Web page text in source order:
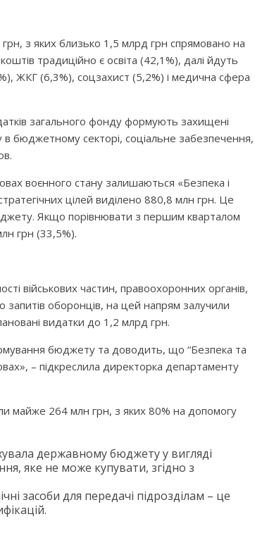
з яких близько 1,5 млрд грн спрямовано на
традиційно є освіта (42,1%), далі йдуть
ЖКГ (6,3%), соцзахист (5,2%) і медична сфера
загального фонду формують захищені
в бюджетному секторі, соціальне забезпечення,
воєнного стану залишаються «Безпека і
цілей виділено 880,8 млн грн. Це
Якщо порівнювати з першим кварталом
грн (33,5%).
військових частин, правоохоронних органів,
оборонців, на цей напрям залучили
видатки до 1,2 млрд грн.
бюджету та доводить, що “Безпека та
– підкреслила директорка департаменту
майже 264 млн грн, з яких 80% на допомогу
державному бюджету у вигляді
яке не може купувати, згідно з
засоби для передачі підрозділам – це